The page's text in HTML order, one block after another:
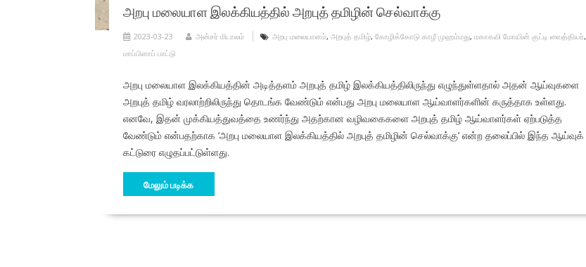
அறபு மலையாள இலக்கியத்தில் அறபுத் தமிழின் செல்வாக்கு
2023-03-23 அன்சர் மிடாலம் அறபு மலையாளம், அறபுத் தமிழ், கோழிக்கோடு காழீ முஹம்மது, மகாகவி மோயின் குட்டி வைத்தியர்,
மாப்பிளாப் பாட்டு
அறபு மலையாள இலக்கியத்தின் அடித்தளம் அறபுத் தமிழ் இலக்கியத்திலிருந்து எழுந்துள்ளதால் அதன் ஆய்வுகளை
அறபுத் தமிழ் வரலாற்றிலிருந்து தொடங்க வேண்டும் என்பது அறபு மலையாள ஆய்வாளர்களின் கருத்தாக உள்ளது.
எனவே, இதன் முக்கியத்துவத்தை உணர்ந்து அதற்கான வழிவகைகளை அறபுத் தமிழ் ஆய்வாளர்கள் ஏற்படுத்த
வேண்டும் என்பதற்காக ‘அறபு மலையாள இலக்கியத்தில் அறபுத் தமிழின் செல்வாக்கு’ என்ற தலைப்பில் இந்த ஆய்வுக்
கட்டுரை எழுதப்பட்டுள்ளது.
மேலும் படிக்க